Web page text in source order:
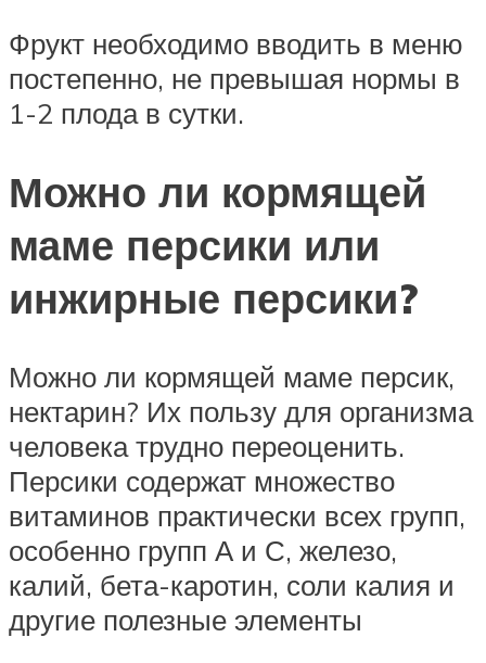
Фрукт необходимо вводить в меню
постепенно, не превышая нормы в
1-2 плода в сутки.
Можно ли кормящей
маме персики или
инжирные персики?
Можно ли кормящей маме персик,
нектарин? Их пользу для организма
человека трудно переоценить.
Персики содержат множество
витаминов практически всех групп,
особенно групп А и С, железо,
калий, бета-каротин, соли калия и
другие полезные элементы